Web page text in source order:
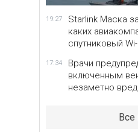
19:27
Starlink Маска
каких
спутниковый
17:34
Врачи
включенным
незаметно
Все